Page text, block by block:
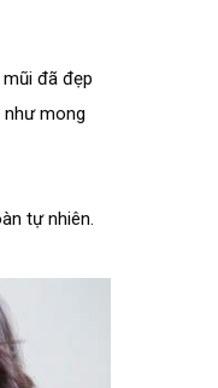
đã đẹp
mong
tự nhiên.